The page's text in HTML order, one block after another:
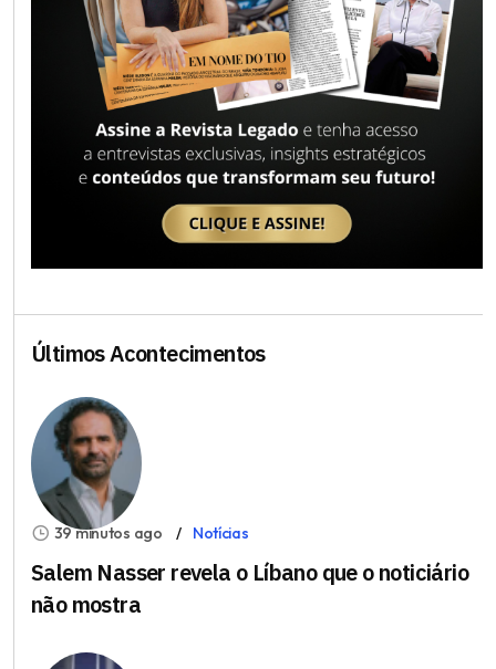
Últimos Acontecimentos
39 minutos ago Notícias
Salem Nasser revela o Líbano que o noticiário
não mostra